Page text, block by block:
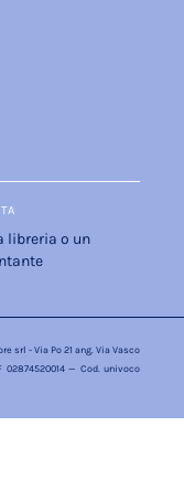
libreria o un
srl - Via Po 21 ang. Via Vasco
02874520014 — Cod. univoco